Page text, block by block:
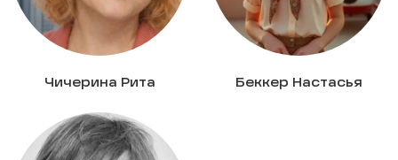
Чичерина Рита Беккер Настасья